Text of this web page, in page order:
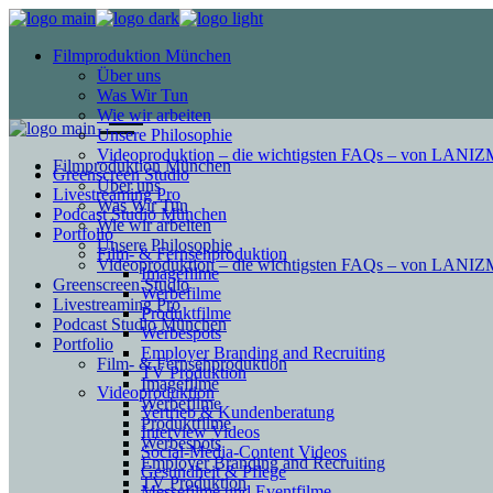
Filmproduktion München
Über uns
Was Wir Tun
Wie wir arbeiten
Unsere Philosophie
Videoproduktion – die wichtigsten FAQs – von
Greenscreen Studio
Livestreaming Pro
Podcast Studio München
Portfolio
Film- & Fernsehproduktion
Imagefilme
Werbefilme
Produktfilme
Werbespots
Employer Branding and Recruiting
TV Produktion
Videoproduktion
Vertrieb & Kundenberatung
Interview Videos
Social-Media-Content Videos
Gesundheit & Pflege
Filmproduktion München
Über uns
Was Wir Tun
Wie wir arbeiten
Unsere Philosophie
Videoproduktion – die wichtigsten FAQs – von
Greenscreen Studio
Livestreaming Pro
Podcast Studio München
Portfolio
Film- & Fernsehproduktion
Imagefilme
Werbefilme
Produktfilme
Werbespots
Employer Branding and Recruiting
TV Produktion